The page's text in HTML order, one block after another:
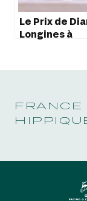
Le Prix de
Longines à
FRANCE